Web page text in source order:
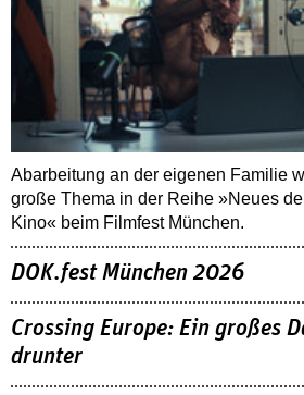
Abarbeitung an der eigenen Familie
große Thema in der Reihe »Neues
Kino« beim Filmfest München.
DOK.fest München 2026
Crossing Europe: Ein großes
drunter